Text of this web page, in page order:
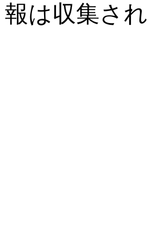
報は収集され